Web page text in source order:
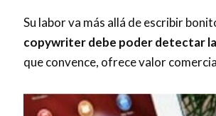
Su labor va más allá de escribir
copywriter debe poder detectar
que convence, ofrece valor